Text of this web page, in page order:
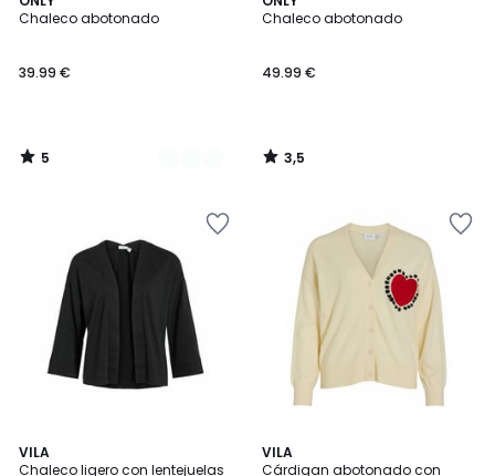
Chaleco abotonado
39.99 €
/
Colores
5
/
Chaleco abotonado
49.99 €
/ 5
3,5
/
VILA
Chaleco ligero con lentejuelas
VILA
Cárdigan abotonado con